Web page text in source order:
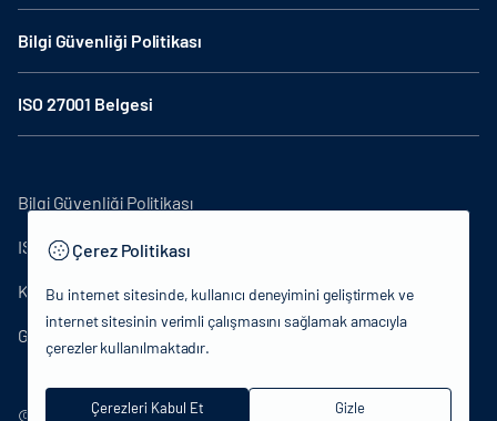
Bilgi Güvenliği Politikası
ISO 27001 Belgesi
© 2024 T.C.Kütlür ve Turizm Bakanlığı - Tüm hakları saklıdır.
Bilgi Güvenliği Politikası
ISO27001
KVKK Aydınlatma Metni
Gizlilik Politikası
Çerez Politikası
Bu internet sitesinde, kullanıcı deneyimini geliştirmek ve
internet sitesinin verimli çalışmasını sağlamak amacıyla
çerezler kullanılmaktadır.
Çerezleri Kabul Et Gizle